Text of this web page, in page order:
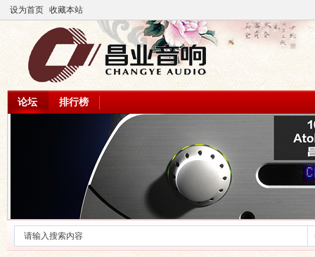
设为首页 收藏本站
论坛 排行榜